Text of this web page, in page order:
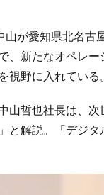
が愛知県北名古
、新たなオペレ
野に入れている。
山哲也社長は、
と解説。「デジ